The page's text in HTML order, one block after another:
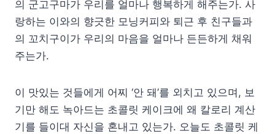
의 군고구마가 우리를 얼마나 행복하게 해주는가. 사
랑하는 이와의 향긋한 모닝커피와 퇴근 후 친구들과
의 꼬치구이가 우리의 마음을 얼마나 든든하게 채워
주는가.
이 맛있는 것들에게 어찌 ‘안 돼’를 외치고 있으며, 보
기만 해도 녹아드는 초콜릿 케이크에 왜 칼로리 계산
기를 들이대 자신을 혼내고 있는가. 오늘도 초콜릿 케